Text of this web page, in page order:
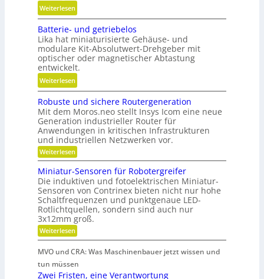
s
i
t
i
o
n
i
r
e
n
a
u
f
w
i
r
t
s
c
h
a
f
t
i
n
d
e
K
u
n
s
t
t
Weiterlesen:
L
ä
n
g
e
r
e
e
t
r
i
e
b
s
z
e
t
d
a
n
k
Ö
Batterie- und getriebelos
Lika hat miniaturisierte Gehäuse- und
modulare Kit-Absolutwert-Drehgeber mit
optischer oder magnetischer Abtastung
entwickelt.
Weiterlesen:
B
a
t
t
e
r
i
e
-
u
n
d
g
e
t
Robuste und sichere Routergeneration
Mit dem Moros.neo stellt Insys Icom eine neue
Generation industrieller Router für
Anwendungen in kritischen Infrastrukturen
und industriellen Netzwerken vor.
Weiterlesen:
R
o
b
u
s
t
e
u
n
d
s
i
h
e
Miniatur-Sensoren für Robotergreifer
Die induktiven und fotoelektrischen Miniatur-
Sensoren von Contrinex bieten nicht nur hohe
Schaltfrequenzen und punktgenaue LED-
Rotlichtquellen, sondern sind auch nur
3x12mm groß.
Weiterlesen:
M
n
i
MVO und CRA: Was Maschinenbauer jetzt wissen und
tun müssen
Zwei Fristen, eine Verantwortung